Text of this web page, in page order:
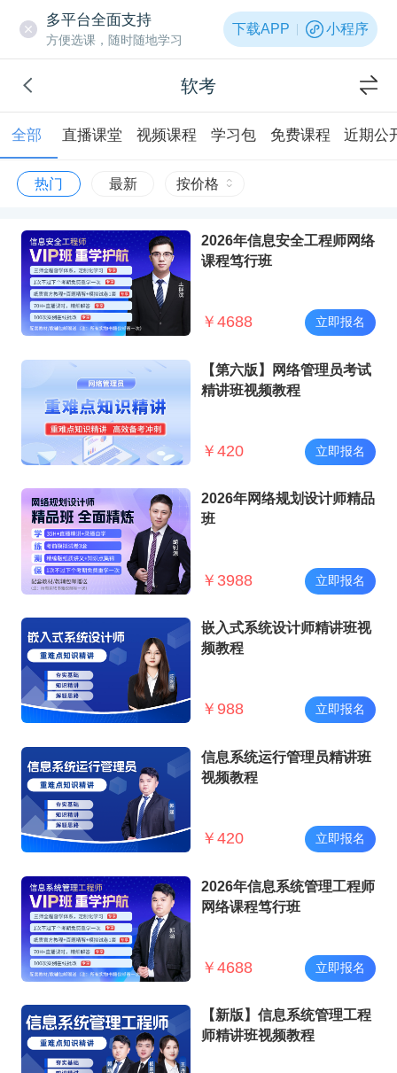
多平台全面支持
方便选课，随时随地学习
下载APP 小程序
软考
全部 直播课堂 视频课程 学习包 免费课程 近期公
热门 最新 按价格
2026年信息安全工程师网络
课程笃行班
￥ 4688 立即报名
【第六版】网络管理员考试
精讲班视频教程
￥ 420 立即报名
2026年网络规划设计师精品
班
￥ 3988 立即报名
嵌入式系统设计师精讲班视
频教程
￥ 988 立即报名
信息系统运行管理员精讲班
视频教程
￥ 420 立即报名
2026年信息系统管理工程师
网络课程笃行班
￥ 4688 立即报名
【新版】信息系统管理工程
师精讲班视频教程